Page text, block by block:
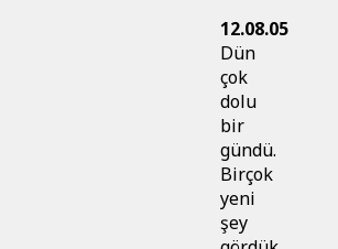
12.08.05
Dün
çok
dolu
bir
gündü.
Birçok
yeni
şey